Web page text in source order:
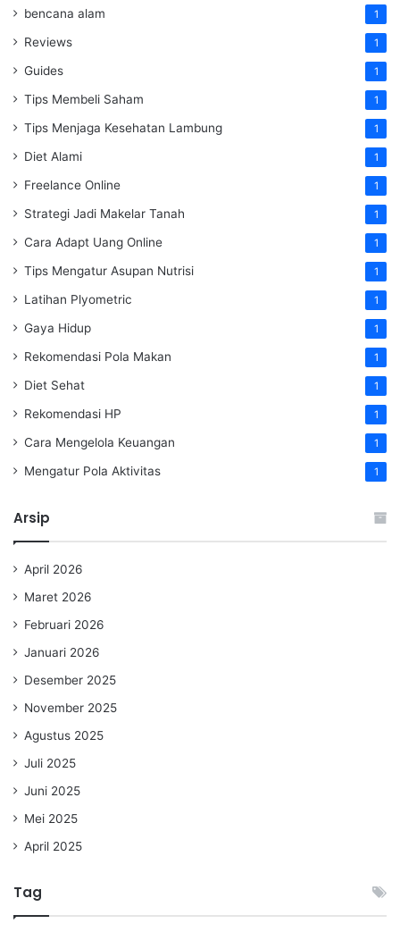
bencana alam 1
Reviews 1
Guides 1
Tips Membeli Saham 1
Tips Menjaga Kesehatan Lambung 1
Diet Alami 1
Freelance Online 1
Strategi Jadi Makelar Tanah 1
Cara Adapt Uang Online 1
Tips Mengatur Asupan Nutrisi 1
Latihan Plyometric 1
Gaya Hidup 1
Rekomendasi Pola Makan 1
Diet Sehat 1
Rekomendasi HP 1
Cara Mengelola Keuangan 1
Mengatur Pola Aktivitas 1
Arsip
April 2026
Maret 2026
Februari 2026
Januari 2026
Desember 2025
November 2025
Agustus 2025
Juli 2025
Juni 2025
Mei 2025
April 2025
Tag